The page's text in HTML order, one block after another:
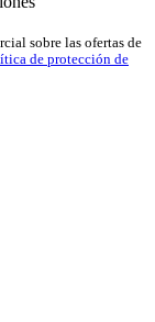
sobre las ofertas de
de protección de